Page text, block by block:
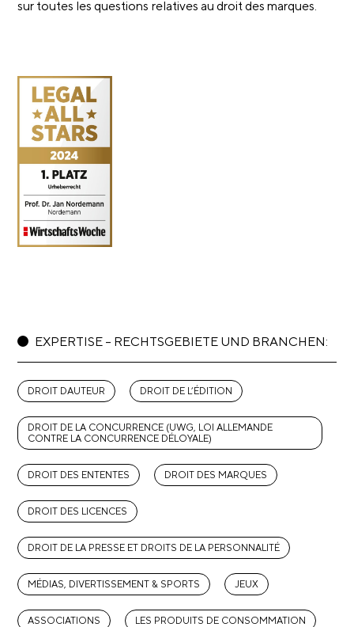
sur toutes les questions relatives au droit des marques.
EXPERTISE – RECHTSGEBIETE UND BRANCHEN:
DROIT DAUTEUR DROIT DE L’ÉDITION
DROIT DE LA CONCURRENCE (UWG, LOI ALLEMANDE
CONTRE LA CONCURRENCE DÉLOYALE)
DROIT DES ENTENTES DROIT DES MARQUES
DROIT DES LICENCES
DROIT DE LA PRESSE ET DROITS DE LA PERSONNALITÉ
MÉDIAS, DIVERTISSEMENT & SPORTS JEUX
ASSOCIATIONS LES PRODUITS DE CONSOMMATION